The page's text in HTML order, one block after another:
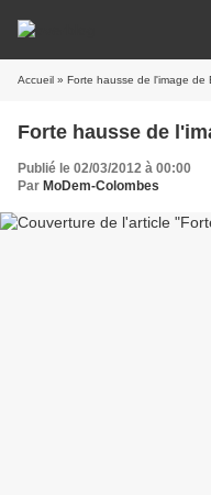
Accueil » Forte hausse de l'image de
Forte hausse de
Publié le 02/03/2012 à 00:00
Par MoDem-Colombes